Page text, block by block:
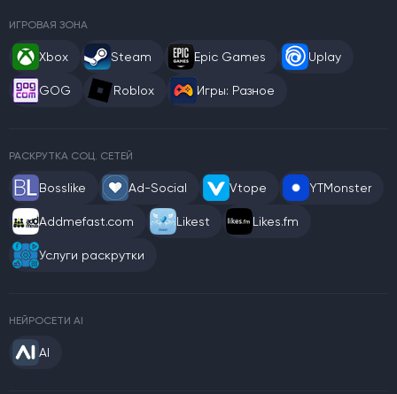
ИГРОВАЯ ЗОНА
Xbox Steam Epic Games Uplay
GOG Roblox Игры: Разное
РАСКРУТКА СОЦ. СЕТЕЙ
Bosslike Ad-Social Vtope YTMonster
Addmefast.com Likest Likes.fm
Услуги раскрутки
НЕЙРОСЕТИ AI
AI